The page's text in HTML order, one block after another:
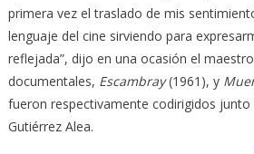
primera vez el traslado de mis
lenguaje del cine sirviendo para
reflejada”, dijo en una ocasión el
documentales, Escambray(1961), y
fueron respectivamente codirigidos junto
Gutiérrez Alea.